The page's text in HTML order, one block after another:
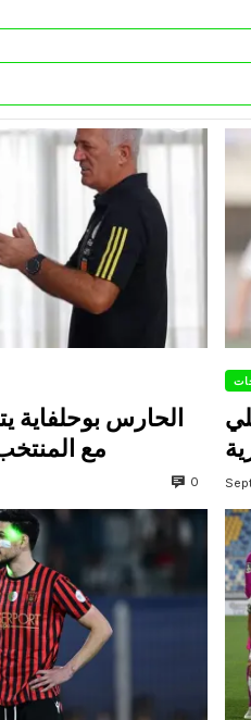
الحارس
مع
0